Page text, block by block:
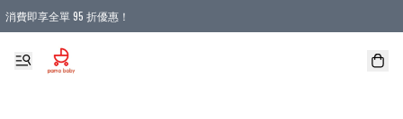
消費即享全單 95 折優惠！
購物滿 HKD 900.00即享免運費優惠！（適用於 本地送貨、本地取貨 )